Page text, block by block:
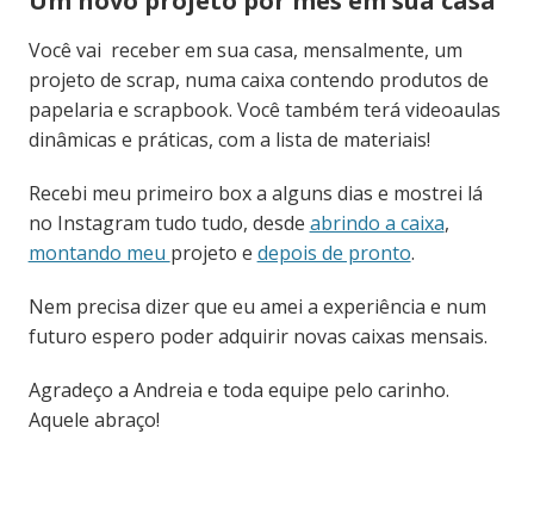
Você vai receber em sua casa, mensalmente, um
projeto de scrap, numa caixa contendo produtos de
papelaria e scrapbook. Você também terá videoaulas
dinâmicas e práticas, com a lista de materiais!
Recebi meu primeiro box a alguns dias e mostrei lá
no Instagram tudo tudo, desde abrindo a caixa,
montando meu projeto e depois de pronto.
Nem precisa dizer que eu amei a experiência e num
futuro espero poder adquirir novas caixas mensais.
Agradeço a Andreia e toda equipe pelo carinho.
Aquele abraço!